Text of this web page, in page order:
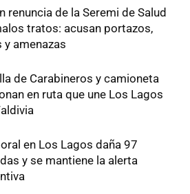
renuncia de la Seremi de Salud
tratos: acusan portazos,
amenazas
de Carabineros y camioneta
en ruta que une Los Lagos
en Los Lagos daña 97
y se mantiene la alerta